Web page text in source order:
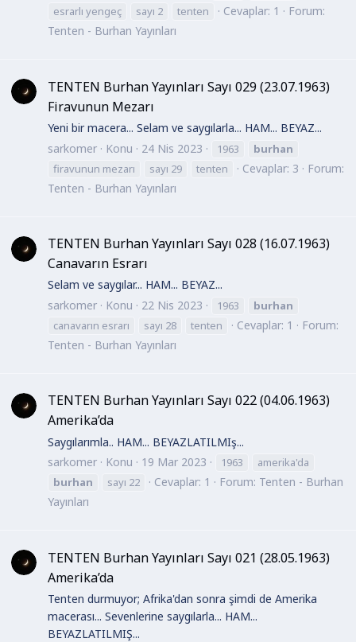
esrarlı yengeç
sayı 2 tenten Cevaplar: 1
Forum:
Tenten - Burhan Yayınları
TENTEN Burhan Yayınları Sayı 029 (23.07.1963)
Firavunun Mezarı
Yeni bir macera... Selam ve saygılarla... HAM... BEYAZ...
sarkomer
Konu 24 Nis 2023 1963
burhan
firavunun mezarı
sayı 29 tenten Cevaplar: 3
Forum:
Tenten - Burhan Yayınları
TENTEN Burhan Yayınları Sayı 028 (16.07.1963)
Canavarın Esrarı
Selam ve saygılar... HAM... BEYAZ...
sarkomer
Konu 22 Nis 2023 1963
burhan
canavarın esrarı
sayı 28 tenten Cevaplar: 1
Forum:
Tenten - Burhan Yayınları
TENTEN Burhan Yayınları Sayı 022 (04.06.1963)
Amerika’da
Saygılarımla.. HAM... BEYAZLATILMIş...
sarkomer
Konu 19 Mar 2023 1963
amerika'da
burhan
sayı 22 Cevaplar: 1 Forum: Tenten - Burhan
Yayınları
TENTEN Burhan Yayınları Sayı 021 (28.05.1963)
Amerika’da
Tenten durmuyor; Afrika'dan sonra şimdi de Amerika
macerası... Sevenlerine saygılarla... HAM...
BEYAZLATILMIŞ...